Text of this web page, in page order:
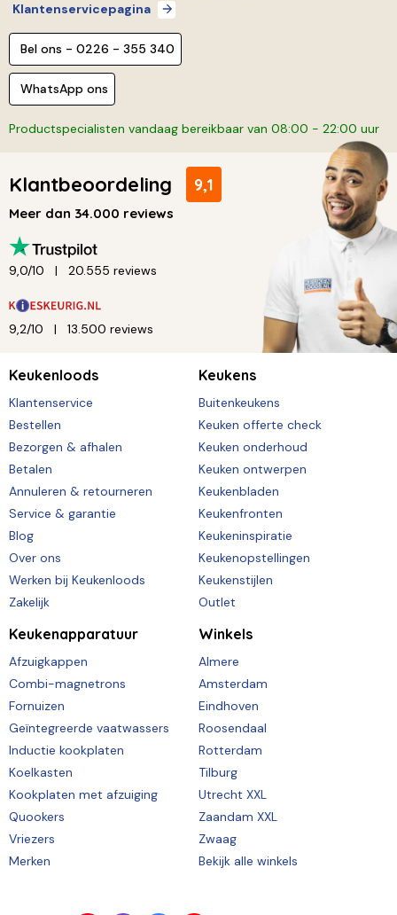
Klantenservicepagina
Bel ons - 0226 - 355 340
WhatsApp ons
Productspecialisten vandaag bereikbaar van 08:00 - 22:00 uur
Klantbeoordeling 9,1
Meer dan 34.000 reviews
9,0/10 20.555 reviews
9,2/10 13.500 reviews
Keukenloods
Klantenservice
Bestellen
Bezorgen & afhalen
Betalen
Annuleren & retourneren
Service & garantie
Blog
Over ons
Werken bij Keukenloods
Zakelijk
Keukens
Buitenkeukens
Keuken offerte check
Keuken onderhoud
Keuken ontwerpen
Keukenbladen
Keukenfronten
Keukeninspiratie
Keukenopstellingen
Keukenstijlen
Outlet
Keukenapparatuur
Afzuigkappen
Combi-magnetrons
Fornuizen
Geïntegreerde vaatwassers
Inductie kookplaten
Koelkasten
Kookplaten met afzuiging
Quookers
Vriezers
Merken
Winkels
Almere
Amsterdam
Eindhoven
Roosendaal
Rotterdam
Tilburg
Utrecht XXL
Zaandam XXL
Zwaag
Bekijk alle winkels